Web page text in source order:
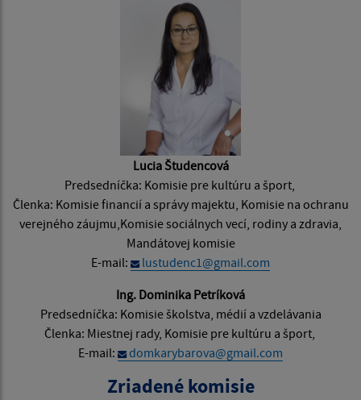
Lucia Študencová
Predsedníčka: Komisie pre kultúru a šport,
Členka: Komisie financií a správy majektu, Komisie na ochranu
verejného záujmu,Komisie sociálnych vecí, rodiny a zdravia,
Mandátovej komisie
E-mail:
lustudenc1@gmail.com
Ing. Dominika Petríková
Predsedníčka: Komisie školstva, médií a vzdelávania
Členka: Miestnej rady, Komisie pre kultúru a šport,
E-mail:
domkarybarova@gmail.com
Zriadené komisie